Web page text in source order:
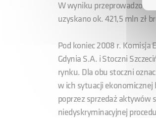
W wyniku
uzyskano ok. 421,5 mln zł
Pod koniec 2008 r. Komisja
Gdynia S.A. i Stoczni
rynku. Dla obu stoczni
w ich sytuacji ekonomicznej
poprzez sprzedaż aktywów
niedyskryminacyjnej